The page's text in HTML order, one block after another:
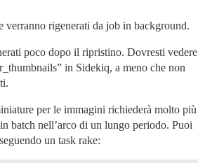
verranno rigenerati da job in background.
poco dopo il ripristino. Dovresti vedere
in Sidekiq, a meno che non
per le immagini richiederà molto più
batch nell’arco di un lungo periodo. Puoi
un task rake: